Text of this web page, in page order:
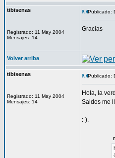
tibisenas
Registrado: 11 May 2004
Mensajes: 14
Publicado:
Gracias
Volver arriba
tibisenas
Registrado: 11 May 2004
Mensajes: 14
Publicado:
Hola, la
Saldos me
:-).